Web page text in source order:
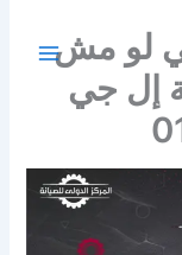
لو مش
إل جي